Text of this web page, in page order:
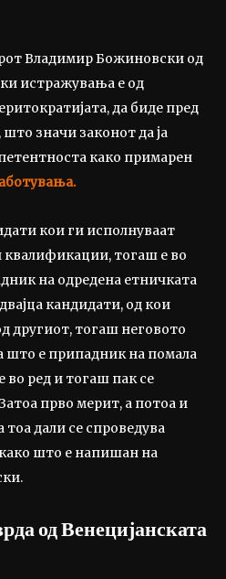
Владимир Божиновски од
истражувања е од
да биде пред
значи законот да ја
како примарен
кои ги исполнуваат
квалификации, тогаш е во
на одредена етничката
кандидати, од кои
другиот, тогаш неговото
што е припадник на помала
во ред и тогаш пак се
прво мерит, а потоа и
дали се спроведува
што е напишан на
од Венецијанската